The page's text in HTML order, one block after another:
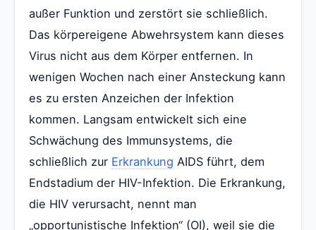
außer Funktion und zerstört sie schließlich.
Das körpereigene Abwehrsystem kann dieses
Virus nicht aus dem Körper entfernen. In
wenigen Wochen nach einer Ansteckung kann
es zu ersten Anzeichen der Infektion
kommen. Langsam entwickelt sich eine
Schwächung des Immunsystems, die
schließlich zur Erkrankung AIDS führt, dem
Endstadium der HIV-Infektion. Die Erkrankung,
die HIV verursacht, nennt man
„opportunistische Infektion“ (OI), weil sie die